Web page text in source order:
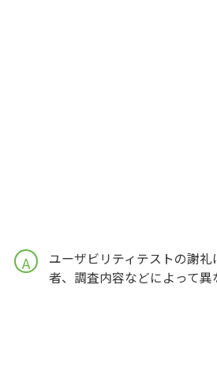
A
ユーザビリティテストの謝
者、調査内容などによって異